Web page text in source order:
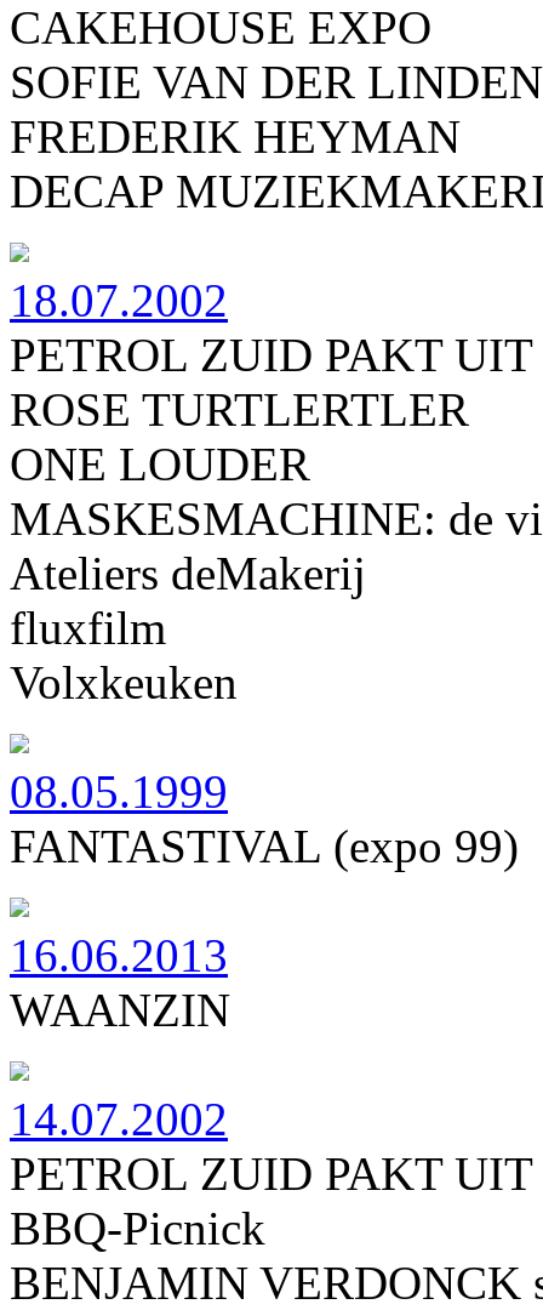
CAKEHOUSE EXPO
SOFIE VAN DER LINDEN
FREDERIK HEYMAN
DECAP
18.07.2002
PETROL ZUID PAKT UIT
ROSE TURTLERTLER
ONE LOUDER
MASKESMACHINE: de
Ateliers deMakerij
fluxfilm
Volxkeuken
08.05.1999
FANTASTIVAL (expo 99)
16.06.2013
WAANZIN
14.07.2002
PETROL ZUID PAKT UIT
BBQ-Picnick
BENJAMIN VERDONCK